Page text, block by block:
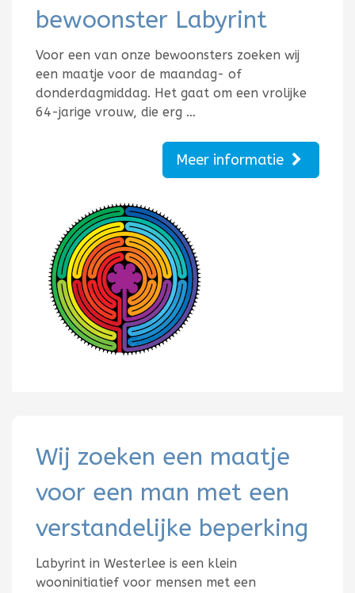
bewoonster Labyrint
Voor een van onze bewoonsters zoeken wij
een maatje voor de maandag- of
donderdagmiddag. Het gaat om een vrolijke
64-jarige vrouw, die erg …
Meer informatie
Wij zoeken een maatje
voor een man met een
verstandelijke beperking
Labyrint in Westerlee is een klein
wooninitiatief voor mensen met een